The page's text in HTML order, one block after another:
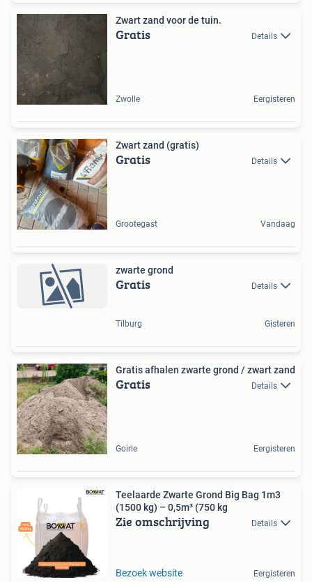
Zwart zand voor de tuin.
Gratis Details
Zwolle Eergisteren
Zwart zand (gratis)
Gratis Details
Grootegast Vandaag
zwarte grond
Gratis Details
Tilburg Gisteren
Gratis afhalen zwarte grond / zwart zand
Gratis Details
Goirle Eergisteren
Teelaarde Zwarte Grond Big Bag 1m3
(1500 kg) – 0,5m³ (750 kg
Zie omschrijving Details
Bezoek website Eergisteren